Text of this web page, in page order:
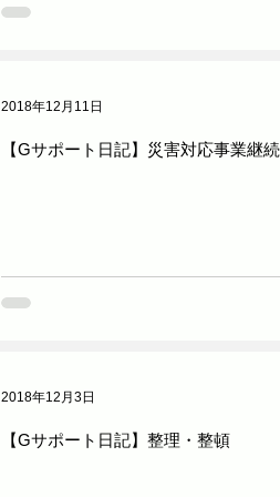
【Gサポート日記】災害対応事業継
2018年12月11日
【Gサポート日記】整理・整頓
2018年12月3日